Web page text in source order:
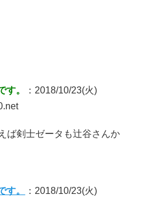
す。
：2018/10/23(火)
ば剣士ゼータも辻谷さんか
す。
：2018/10/23(火)